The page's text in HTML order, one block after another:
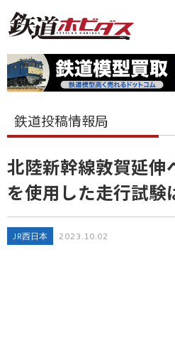
鉄道投稿情報局
北陸新幹線敦賀延伸
を使用した走行試験
JR西日本 2023.10.02